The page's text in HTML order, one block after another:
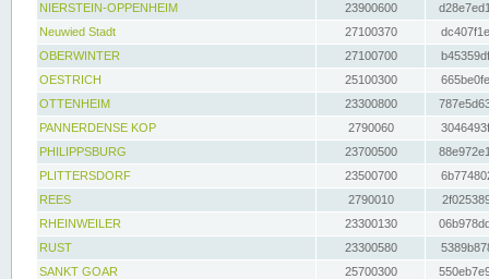
NIERSTEIN-OPPENHEIM
23900600
Neuwied Stadt
27100370
OBERWINTER
27100700
OESTRICH
25100300
OTTENHEIM
23300800
PANNERDENSE KOP
2790060
PHILIPPSBURG
23700500
PLITTERSDORF
23500700
REES
2790010
RHEINWEILER
23300130
RUST
23300580
SANKT GOAR
25700300